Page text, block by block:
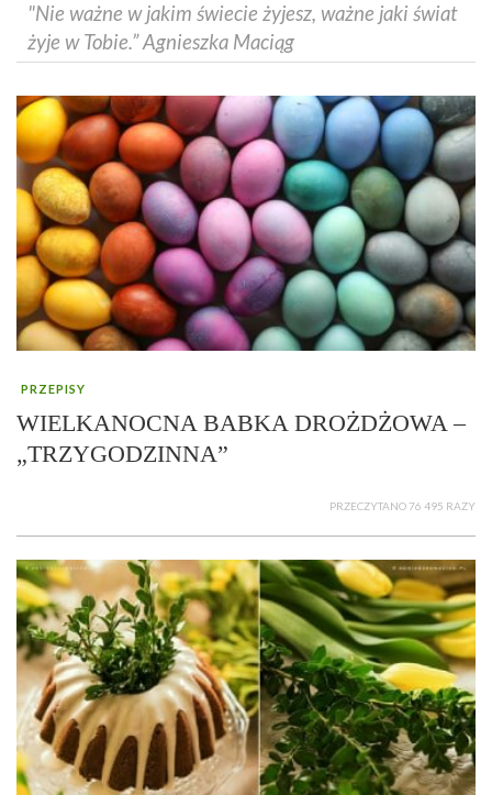
"Nie ważne w jakim świecie żyjesz, ważne jaki świat
żyje w Tobie.” Agnieszka Maciąg
PRZEPISY
WIELKANOCNA BABKA DROŻDŻOWA –
„TRZYGODZINNA”
PRZECZYTANO 76 495 RAZY